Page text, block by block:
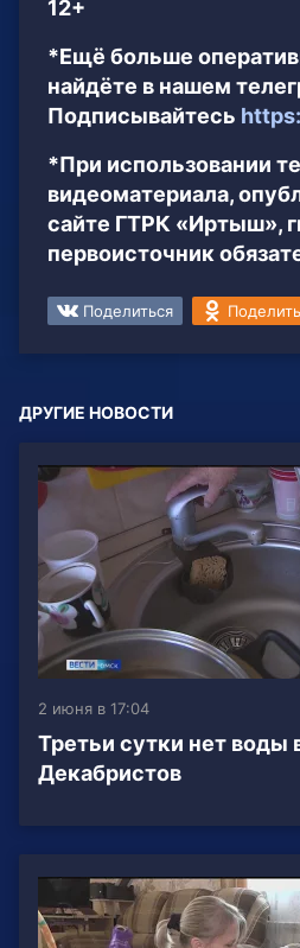
12+
*Ещё больше
найдёте в нашем
Подписывайтесь
*При использовании
видеоматериала,
сайте ГТРК «Иртыш»,
первоисточник
Поделиться
ДРУГИЕ НОВОСТИ
2 июня в 17:04
Третьи сутки нет воды
Декабристов